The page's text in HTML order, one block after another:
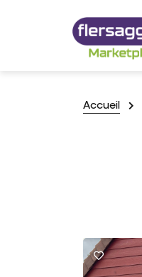
Accueil